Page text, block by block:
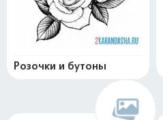
Розочки и бутоны